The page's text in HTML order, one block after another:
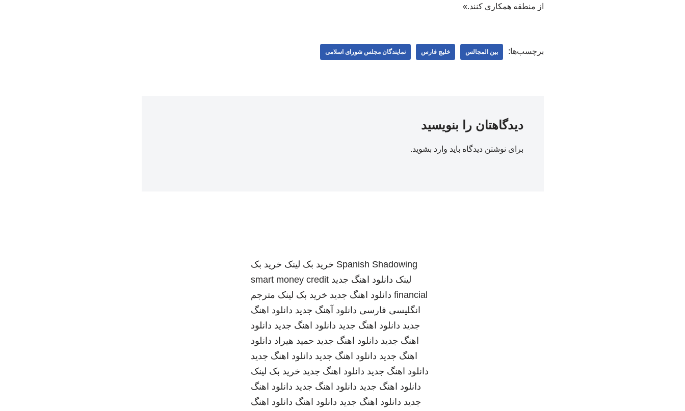
از منطقه همکاری کنند.»
برچسب‌ها: بین المجالس خلیج فارس نمایندگان مجلس شورای اسلامی
دیدگاهتان را بنویسید
برای نوشتن دیدگاه باید وارد بشوید.
Spanish Shadowing خرید بک لینک خرید بک
لینک دانلود اهنگ جدید smart money credit
financial دانلود اهنگ جدید خرید بک لینک مترجم
انگلیسی فارسی دانلود آهنگ جدید دانلود اهنگ
جدید دانلود اهنگ جدید دانلود اهنگ جدید دانلود
اهنگ جدید دانلود اهنگ جدید حمید هیراد دانلود
اهنگ جدید دانلود اهنگ جدید دانلود اهنگ جدید
دانلود اهنگ جدید دانلود اهنگ جدید خرید بک لینک
دانلود اهنگ جدید دانلود اهنگ جدید دانلود اهنگ
جدید دانلود اهنگ جدید دانلود اهنگ دانلود اهنگ